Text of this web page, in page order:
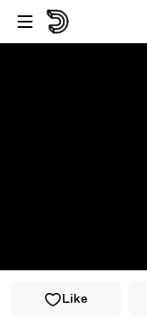
Passer au player
Passer au contenu
Like